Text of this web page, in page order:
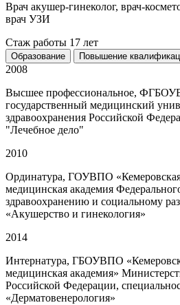
Врач акушер-гинеколог, врач-
врач УЗИ
Стаж работы 17 лет
Образование Повышение
2008
Высшее профессиональное,
государственный медицинский
здравоохранения Российской
"Лечебное дело"
2010
Ординатура, ГОУВПО «Кемеровская
медицинская академия
здравоохранению и социальному
«Акушерство и гинекология»
2014
Интернатура, ГБОУВПО
медицинская академия»
Российской Федерации,
«Дерматовенерология»